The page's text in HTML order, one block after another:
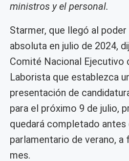
ministros y el personal.
Starmer, que llegó al
absoluta en julio de 2024,
Comité Nacional Ejecutivo
Laborista que establezca
presentación de
para el próximo 9 de julio,
quedará completado
parlamentario de verano, a
mes.